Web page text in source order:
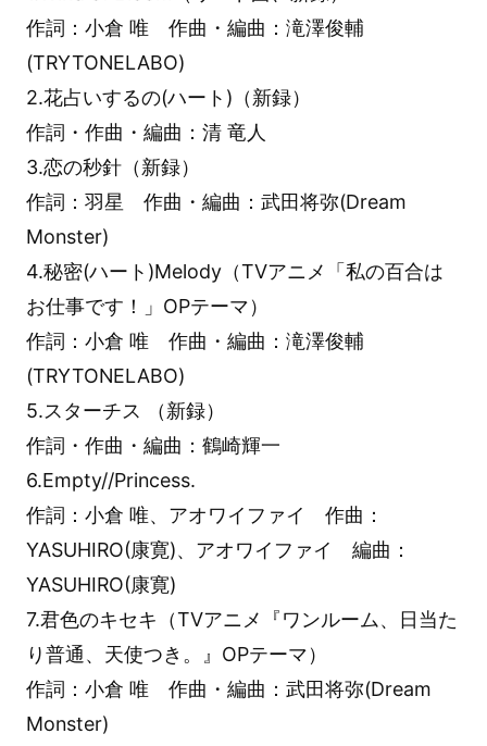
作詞：小倉 唯 作曲・編曲：滝澤俊輔
(TRYTONELABO)
2.花占いするの(ハート)（新録）
作詞・作曲・編曲：清 竜人
3.恋の秒針（新録）
作詞：羽星 作曲・編曲：武田将弥(Dream
Monster)
4.秘密(ハート)Melody（TVアニメ「私の百合は
お仕事です！」OPテーマ）
作詞：小倉 唯 作曲・編曲：滝澤俊輔
(TRYTONELABO)
5.スターチス （新録）
作詞・作曲・編曲：鶴崎輝一
6.Empty//Princess.
作詞：小倉 唯、アオワイファイ 作曲：
YASUHIRO(康寛)、アオワイファイ 編曲：
YASUHIRO(康寛)
7.君色のキセキ（TVアニメ『ワンルーム、日当た
り普通、天使つき。』OPテーマ）
作詞：小倉 唯 作曲・編曲：武田将弥(Dream
Monster)